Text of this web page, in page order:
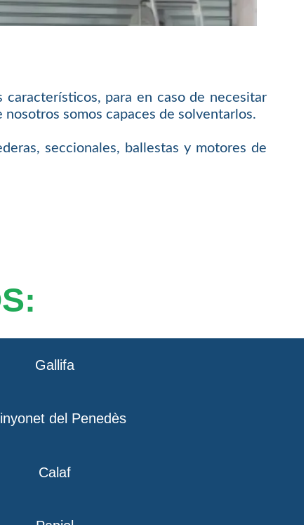
para en caso de necesitar
somos capaces de solventarlos.
seccionales, ballestas y motores de
Gallifa
del Penedès
Calaf